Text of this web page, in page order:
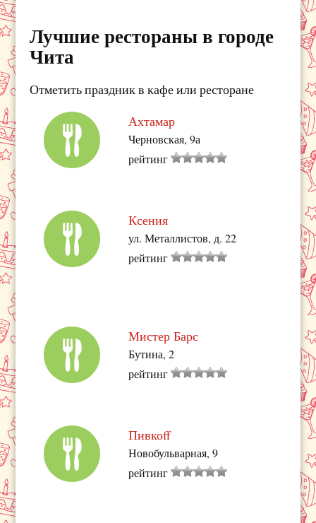
Лучшие рестораны в городе
Чита
Отметить праздник в кафе или ресторане
Ахтамар
Черновская, 9а
рейтинг
Ксения
ул. Металлистов, д. 22
рейтинг
Мистер Барс
Бутина, 2
рейтинг
Пивкоff
Новобульварная, 9
рейтинг